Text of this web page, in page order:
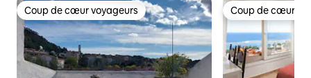
Coup de cœur voyageurs
Coup de cœur voyageurs Coup de cœur
Coup de cœur